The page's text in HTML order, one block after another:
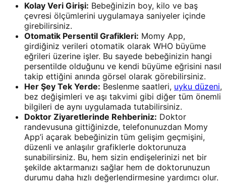
Kolay Veri Girişi: Bebeğinizin boy, kilo ve baş
çevresi ölçümlerini uygulamaya saniyeler içinde
girebilirsiniz.
Otomatik Persentil Grafikleri: Momy App,
girdiğiniz verileri otomatik olarak WHO büyüme
eğrileri üzerine işler. Bu sayede bebeğinizin hangi
persentilde olduğunu ve kendi büyüme eğrisini nasıl
takip ettiğini anında görsel olarak görebilirsiniz.
Her Şey Tek Yerde: Beslenme saatleri, uyku düzeni,
bez değişimleri ve aşı takvimi gibi diğer tüm önemli
bilgileri de aynı uygulamada tutabilirsiniz.
Doktor Ziyaretlerinde Rehberiniz: Doktor
randevusuna gittiğinizde, telefonunuzdan Momy
App’i açarak bebeğinizin tüm gelişim geçmişini,
düzenli ve anlaşılır grafiklerle doktorunuza
sunabilirsiniz. Bu, hem sizin endişelerinizi net bir
şekilde aktarmanızı sağlar hem de doktorunuzun
durumu daha hızlı değerlendirmesine yardımcı olur.